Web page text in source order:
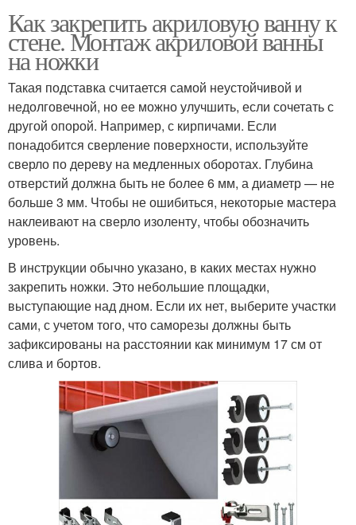
Как закрепить акриловую ванну к
стене. Монтаж акриловой ванны
на ножки
Такая подставка считается самой неустойчивой и
недолговечной, но ее можно улучшить, если сочетать с
другой опорой. Например, с кирпичами. Если
понадобится сверление поверхности, используйте
сверло по дереву на медленных оборотах. Глубина
отверстий должна быть не более 6 мм, а диаметр — не
больше 3 мм. Чтобы не ошибиться, некоторые мастера
наклеивают на сверло изоленту, чтобы обозначить
уровень.
В инструкции обычно указано, в каких местах нужно
закрепить ножки. Это небольшие площадки,
выступающие над дном. Если их нет, выберите участки
сами, с учетом того, что саморезы должны быть
зафиксированы на расстоянии как минимум 17 см от
слива и бортов.